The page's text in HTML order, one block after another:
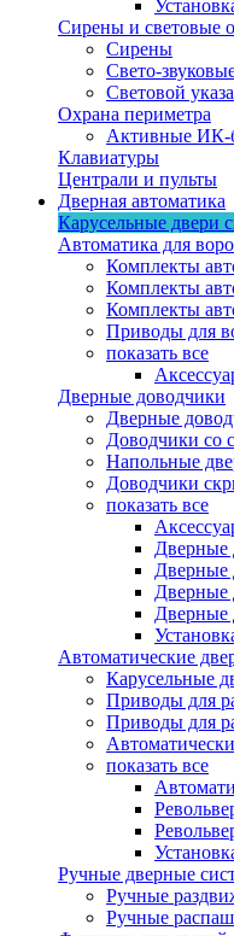
Сирены и световые
Сирены
Свето-
Световой
Охрана периметра
Активные ИК-
Клавиатуры
Централи и пульты
Дверная автоматика
Карусельные двери
Автоматика для
Комплекты
Комплекты
Комплекты
Приводы для
показать все
Дверные доводчики
Дверные
Доводчики со
Напольные
Доводчики
показать все
Дверные
Дверные
Дверные
Дверные
Автоматические
Карусельные
Приводы для
Приводы для
показать все
Ручные дверные
Ручные
Ручные